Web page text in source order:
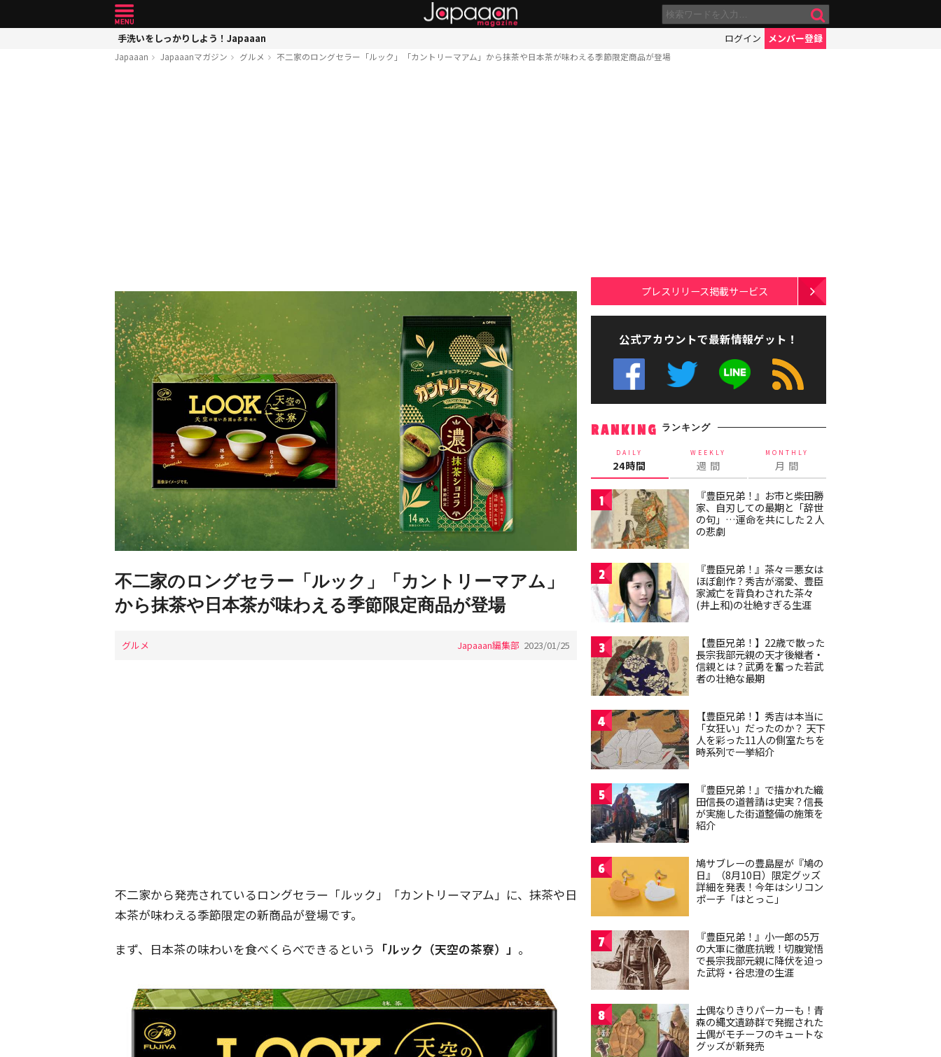
手洗いをしっかりしよう！Japaaan ログイン メンバー登録
Japaaan Japaaanマガジン グルメ 不二家のロングセラー「ルック」「カントリーマアム」から抹茶や日本茶が味わえる季節限定商品が登場
不二家のロングセラー「ルック」「カントリーマアム」
から抹茶や日本茶が味わえる季節限定商品が登場
グルメ Japaaan編集部 2023/01/25
不二家から発売されているロングセラー「ルック」「カントリーマアム」に、抹茶や日
本茶が味わえる季節限定の新商品が登場です。
まず、日本茶の味わいを食べくらべできるという 「ルック（天空の茶寮）」 。
プレスリリース掲載サービス
公式アカウントで最新情報ゲット！
RANKING ランキング
DAILY
24時間
WEEKLY
週 間
MONTHLY
月 間
1
『豊臣兄弟！』お市と柴田勝
家、自刃しての最期と「辞世
の句」…運命を共にした２人
の悲劇
2
『豊臣兄弟！』茶々＝悪女は
ほぼ創作？秀吉が溺愛、豊臣
家滅亡を背負わされた茶々
(井上和)の壮絶すぎる生涯
3
【豊臣兄弟！】22歳で散った
長宗我部元親の天才後継者・
信親とは？武勇を奮った若武
者の壮絶な最期
4
【豊臣兄弟！】秀吉は本当に
「女狂い」だったのか？ 天下
人を彩った11人の側室たちを
時系列で一挙紹介
5
『豊臣兄弟！』で描かれた織
田信長の道普請は史実？信長
が実施した街道整備の施策を
紹介
6
鳩サブレーの豊島屋が『鳩の
日』（8月10日）限定グッズ
詳細を発表！今年はシリコン
ポーチ「はとっこ」
7
『豊臣兄弟！』小一郎の5万
の大軍に徹底抗戦！切腹覚悟
で長宗我部元親に降伏を迫っ
た武将・谷忠澄の生涯
8
土偶なりきりパーカーも！青
森の縄文遺跡群で発掘された
土偶がモチーフのキュートな
グッズが新発売